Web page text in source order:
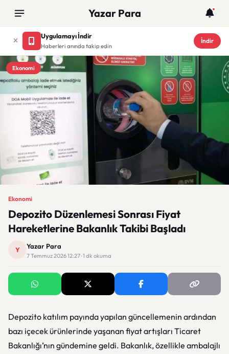
Yazar Para
Uygulamayı İndir
Haberleri anında takip edin
İndir
Ekonomi
Ekonomi
Depozito Düzenlemesi Sonrası Fiyat
Hareketlerine Bakanlık Takibi Başladı
Y Yazar Para
7 Temmuz 2026 12:27 · 1 dk okuma
Depozito katılım payında yapılan güncellemenin ardından
bazı içecek ürünlerinde yaşanan fiyat artışları Ticaret
Bakanlığı’nın gündemine geldi. Bakanlık, özellikle ambalajlı